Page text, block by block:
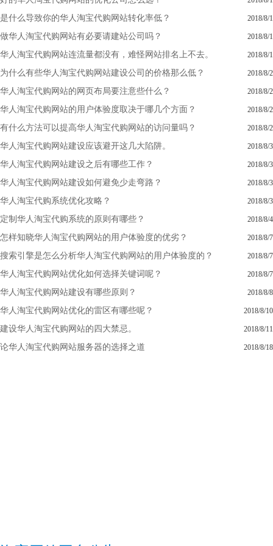
是什么导致你的华人淘宝代购网站转化率低？ 2018/8/1
做华人淘宝代购网站有必要请建站公司吗？ 2018/8/1
华人淘宝代购网站连流量都没有，难怪网站排名上不去。 2018/8/1
为什么有些华人淘宝代购网站建设公司的价格那么低？ 2018/8/2
华人淘宝代购网站的网页布局要注意些什么？ 2018/8/2
华人淘宝代购网站的用户体验度取决于哪几个方面？ 2018/8/2
有什么方法可以提高华人淘宝代购网站的访问量吗？ 2018/8/2
华人淘宝代购网站建设应该避开这几大陷阱。 2018/8/3
华人淘宝代购网站建设之后有哪些工作？ 2018/8/3
华人淘宝代购网站建设如何避免少走弯路？ 2018/8/3
华人淘宝代购系统优化攻略？ 2018/8/3
定制华人淘宝代购系统的原则有哪些？ 2018/8/4
怎样知晓华人淘宝代购网站的用户体验度的优劣？ 2018/8/7
搜索引擎是怎么分析华人淘宝代购网站的用户体验度的？ 2018/8/7
华人淘宝代购网站优化如何选择关键词呢？ 2018/8/7
华人淘宝代购网站建设有哪些原则？ 2018/8/8
华人淘宝代购网站优化的雷区有哪些呢？ 2018/8/10
建设华人淘宝代购网站的四大禁忌。 2018/8/11
论华人淘宝代购网站服务器的选择之道 2018/8/18